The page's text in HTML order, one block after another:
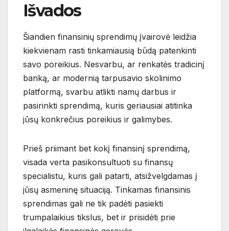
Išvados
Šiandien finansinių sprendimų įvairovė leidžia
kiekvienam rasti tinkamiausią būdą patenkinti
savo poreikius. Nesvarbu, ar renkatės tradicinį
banką, ar modernią tarpusavio skolinimo
platformą, svarbu atlikti namų darbus ir
pasirinkti sprendimą, kuris geriausiai atitinka
jūsų konkrečius poreikius ir galimybes.
Prieš priimant bet kokį finansinį sprendimą,
visada verta pasikonsultuoti su finansų
specialistu, kuris gali patarti, atsižvelgdamas į
jūsų asmeninę situaciją. Tinkamas finansinis
sprendimas gali ne tik padėti pasiekti
trumpalaikius tikslus, bet ir prisidėti prie